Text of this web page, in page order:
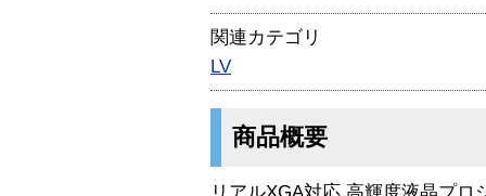
関連カテゴリ
LV
商品概要